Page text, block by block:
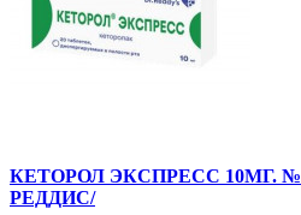
КЕТОРОЛ ЭКСПРЕСС 10МГ.
РЕДДИС/